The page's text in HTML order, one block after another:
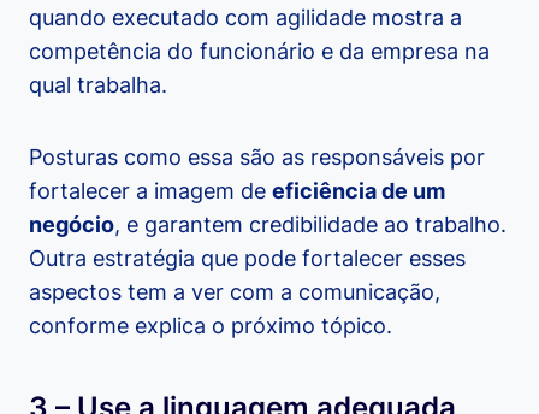
quando executado com agilidade mostra a
competência do funcionário e da empresa na
qual trabalha.
Posturas como essa são as responsáveis por
fortalecer a imagem de eficiência de um
negócio, e garantem credibilidade ao trabalho.
Outra estratégia que pode fortalecer esses
aspectos tem a ver com a comunicação,
conforme explica o próximo tópico.